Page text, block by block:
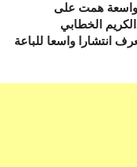
همت على
الخطابي
انتشارا واسعا للباعة